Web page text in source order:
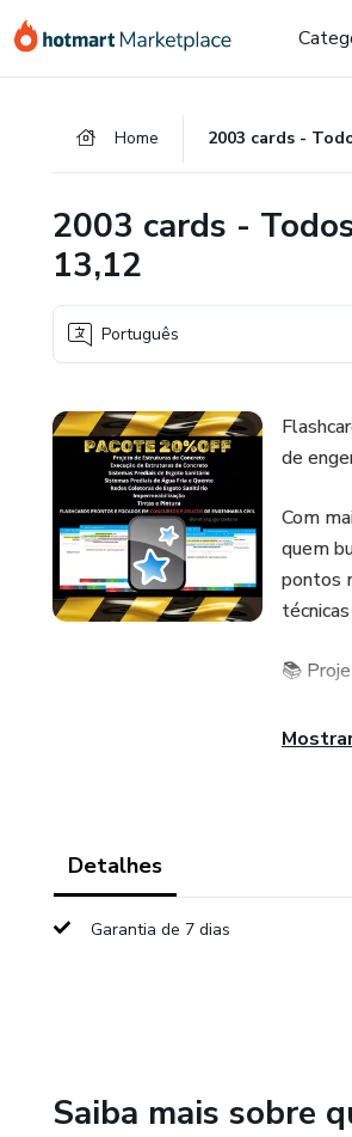
para
para
para
Home
2003 cards -
13,12
Português
de
Com
quem
pontos
📚
1) NBR
4) NBR
Detalhes
Garantia de 7 dias
Saiba mais sobre